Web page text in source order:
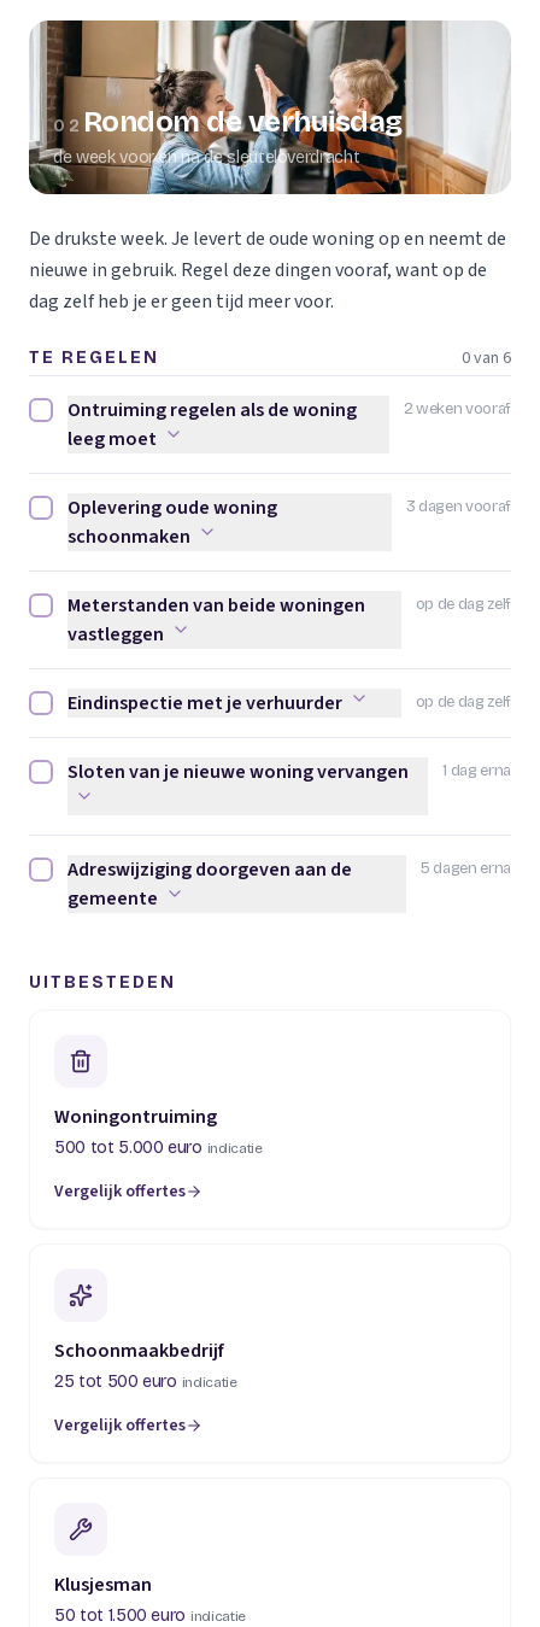
02 Rondom de verhuisdag
de week voor en na de sleuteloverdracht
De drukste week. Je levert de oude woning op en neemt de
nieuwe in gebruik. Regel deze dingen vooraf, want op de
dag zelf heb je er geen tijd meer voor.
TE REGELEN 0 van 6
2 weken vooraf
Ontruiming regelen als de woning leeg moet afvinken
Ontruiming regelen als de woning
leeg moet
3 dagen vooraf
Oplevering oude woning schoonmaken afvinken
Oplevering oude woning
schoonmaken
op de dag zelf
Meterstanden van beide woningen vastleggen afvinken
Meterstanden van beide woningen
vastleggen
op de dag zelf
Eindinspectie met je verhuurder afvinken
Eindinspectie met je verhuurder
1 dag erna
Sloten van je nieuwe woning vervangen afvinken
Sloten van je nieuwe woning vervangen
5 dagen erna
Adreswijziging doorgeven aan de gemeente afvinken
Adreswijziging doorgeven aan de
gemeente
UITBESTEDEN
Woningontruiming
500 tot 5.000 euro indicatie
Vergelijk offertes
(opent in een nieuw tabblad)
Schoonmaakbedrijf
25 tot 500 euro indicatie
Vergelijk offertes
(opent in een nieuw tabblad)
Klusjesman
50 tot 1.500 euro indicatie